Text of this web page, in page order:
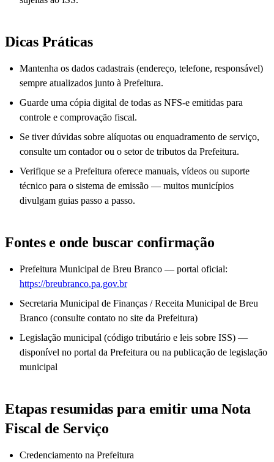
Dicas Práticas
Mantenha os dados cadastrais (endereço, telefone, responsável)
sempre atualizados junto à Prefeitura.
Guarde uma cópia digital de todas as NFS-e emitidas para
controle e comprovação fiscal.
Se tiver dúvidas sobre alíquotas ou enquadramento de serviço,
consulte um contador ou o setor de tributos da Prefeitura.
Verifique se a Prefeitura oferece manuais, vídeos ou suporte
técnico para o sistema de emissão — muitos municípios
divulgam guias passo a passo.
Fontes e onde buscar confirmação
Prefeitura Municipal de Breu Branco — portal oficial:
https://breubranco.pa.gov.br
Secretaria Municipal de Finanças / Receita Municipal de Breu
Branco (consulte contato no site da Prefeitura)
Legislação municipal (código tributário e leis sobre ISS) —
disponível no portal da Prefeitura ou na publicação de legislação
municipal
Etapas resumidas para emitir uma Nota
Fiscal de Serviço
Credenciamento na Prefeitura